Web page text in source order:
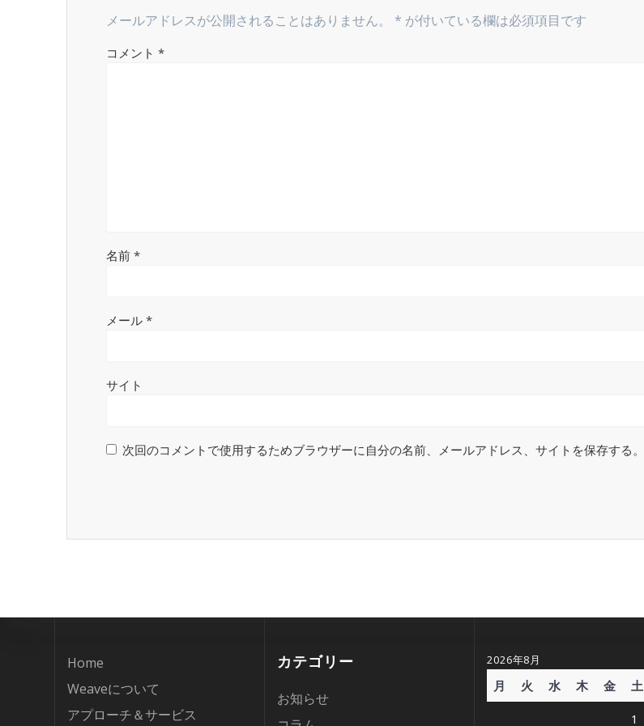
メールアドレスが公開されることはありません。 * が付いている欄は必須項目です
コメント*
名前*
メール*
サイト
次回のコメントで使用するためブラウザーに自分の名前、メールアドレス、サイトを保存する。
Home
Weaveについて
アプローチ＆サービス
カテゴリー
お知らせ
2026年8月
月 火 水 木 金 土
1